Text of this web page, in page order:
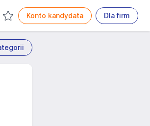
Konto kandydata Dla firm